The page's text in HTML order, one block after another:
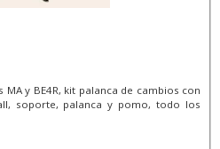
y BE4R, kit palanca de cambios con
soporte, palanca y pomo, todo los